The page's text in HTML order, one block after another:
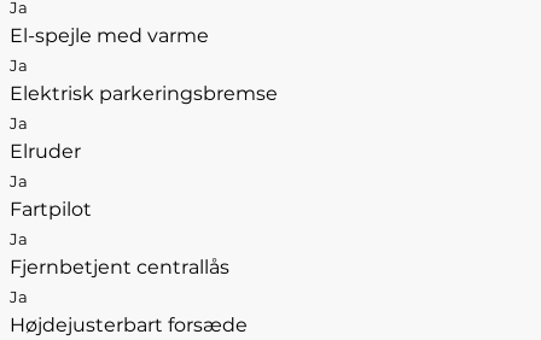
Ja
El-spejle med varme
Ja
Elektrisk parkeringsbremse
Ja
Elruder
Ja
Fartpilot
Ja
Fjernbetjent centrallås
Ja
Højdejusterbart forsæde